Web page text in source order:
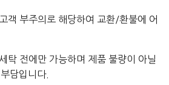
객 부주의로 해당하여 교환/환불에 어
탁 전에만 가능하며 제품 불량이 아닐
담입니다.